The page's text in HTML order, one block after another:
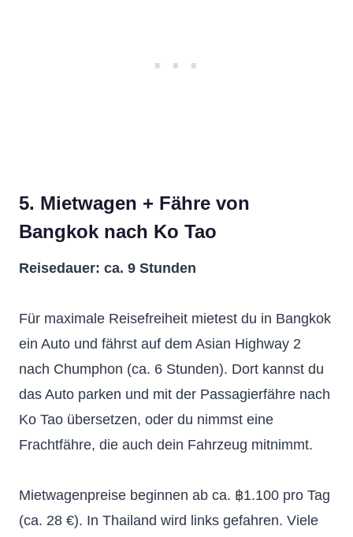
5. Mietwagen + Fähre von
Bangkok nach Ko Tao
Reisedauer: ca. 9 Stunden
Für maximale Reisefreiheit mietest du in Bangkok
ein Auto und fährst auf dem Asian Highway 2
nach Chumphon (ca. 6 Stunden). Dort kannst du
das Auto parken und mit der Passagierfähre nach
Ko Tao übersetzen, oder du nimmst eine
Frachtfähre, die auch dein Fahrzeug mitnimmt.
Mietwagenpreise beginnen ab ca. ฿1.100 pro Tag
(ca. 28 €). In Thailand wird links gefahren. Viele